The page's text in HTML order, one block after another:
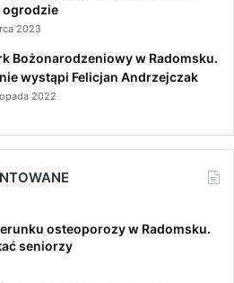
ogrodzie
2023
Bożonarodzeniowy w Radomsku.
wystąpi Felicjan Andrzejczak
2022
osteoporozy w Radomsku.
seniorzy